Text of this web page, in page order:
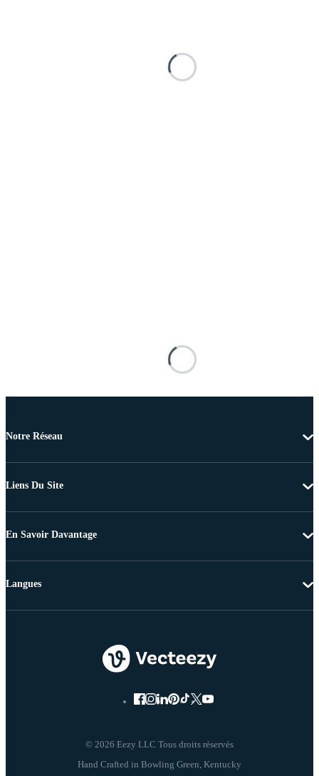
Notre Réseau
Liens Du Site
En Savoir Davantage
© 2026 Eezy LLC Tous droits réservés
Langues